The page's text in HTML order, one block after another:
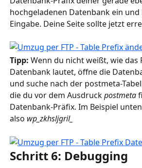
hochgeladenen Datenbank ein
Eingabe. Deine Seite sollte jetzt
Tipp: Wenn du nicht weißt, wie das
Datenbank lautet, öffne die
und suche nach der postmeta-
die du vor dem Ausdruck postmeta
Datenbank-Präfix. Im Beispiel
also wp_zkhsljgril_
Schritt 6: Debugging